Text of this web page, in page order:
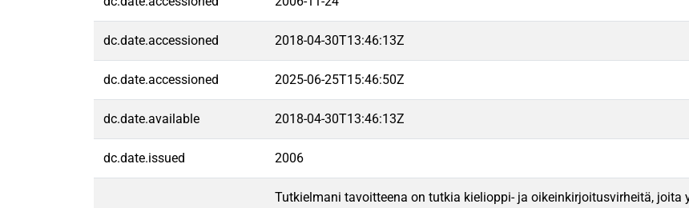
dc.date.accessioned 2018-04-30T13:46:13Z
dc.date.accessioned 2025-06-25T15:46:50Z
dc.date.available 2018-04-30T13:46:13Z
dc.date.issued 2006
Tutkielmani tavoitteena on tutkia kielioppi- ja oikeinkirjoitusvirheitä,